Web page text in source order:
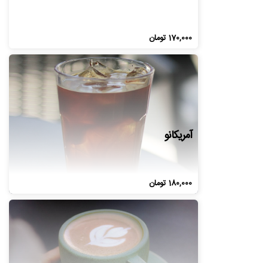
170,000تومان
آمریکانو
180,000تومان